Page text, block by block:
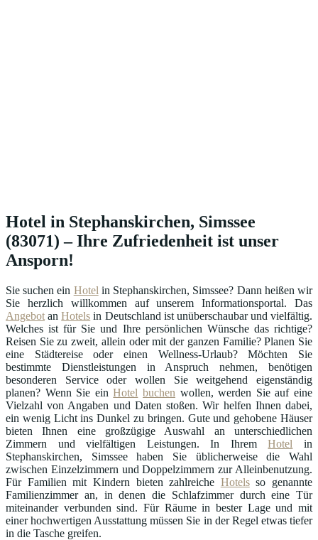
Hotel in Stephanskirchen, Simssee
(83071) – Ihre Zufriedenheit ist unser
Ansporn!
Sie suchen ein Hotel in Stephanskirchen, Simssee? Dann heißen wir
Sie herzlich willkommen auf unserem Informationsportal. Das
Angebot anHotels in Deutschland ist unüberschaubar und vielfältig.
Welches ist für Sie und Ihre persönlichen Wünsche das richtige?
Reisen Sie zu zweit, allein oder mit der ganzen Familie? Planen Sie
eine Städtereise oder einen Wellness-Urlaub? Möchten Sie
bestimmte Dienstleistungen in Anspruch nehmen, benötigen
besonderen Service oder wollen Sie weitgehend eigenständig
planen? Wenn Sie einHotel buchen wollen, werden Sie auf eine
Vielzahl von Angaben und Daten stoßen. Wir helfen Ihnen dabei,
ein wenig Licht ins Dunkel zu bringen. Gute und gehobene Häuser
bieten Ihnen eine großzügige Auswahl an unterschiedlichen
Zimmern und vielfältigen Leistungen. In IhremHotel in
Stephanskirchen, Simssee haben Sie üblicherweise die Wahl
zwischen Einzelzimmern und Doppelzimmern zur Alleinbenutzung.
Für Familien mit Kindern bieten zahlreiche Hotelsso genannte
Familienzimmer an, in denen die Schlafzimmer durch eine Tür
miteinander verbunden sind. Für Räume in bester Lage und mit
einer hochwertigen Ausstattung müssen Sie in der Regel etwas tiefer
in die Tasche greifen.